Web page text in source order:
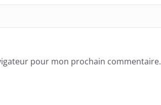
pour mon prochain commentaire.